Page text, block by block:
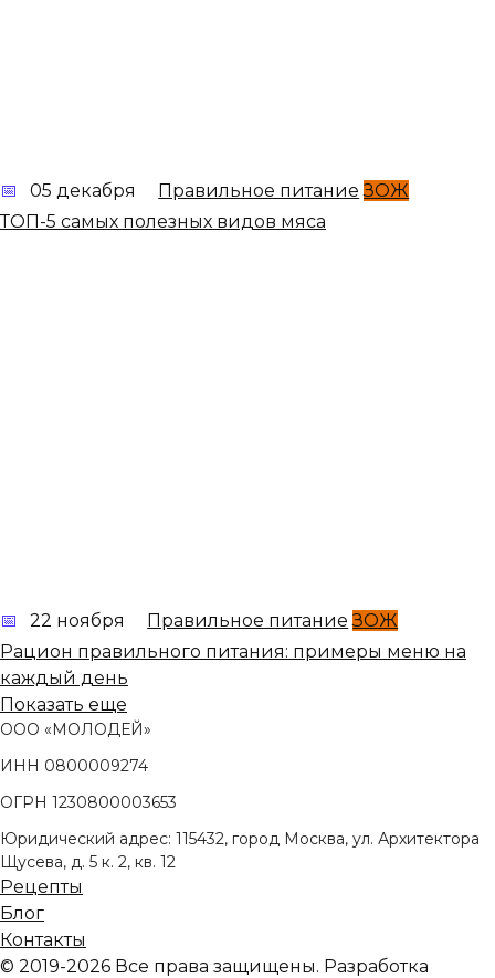
05 декабря Правильное питание ЗОЖ
ТОП-5 самых полезных видов мяса
22 ноября Правильное питание ЗОЖ
Рацион правильного питания: примеры меню на
каждый день
Показать еще
ООО «МОЛОДЕЙ»
ИНН 0800009274
ОГРН 1230800003653
Юридический адрес: 115432, город Москва, ул. Архитектора
Щусева, д. 5 к. 2, кв. 12
Рецепты
Блог
Контакты
© 2019-2026 Все права защищены. Разработка